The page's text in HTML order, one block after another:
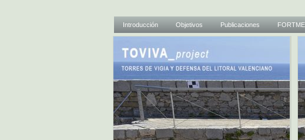
Introducción Objetivos Publicaciones